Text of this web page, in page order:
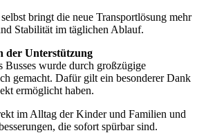
bringt die neue Transportlösung mehr
Stabilität im täglichen Ablauf.
der Unterstützung
Busses wurde durch großzügige
gemacht. Dafür gilt ein besonderer Dank
ermöglicht haben.
im Alltag der Kinder und Familien und
die sofort spürbar sind.